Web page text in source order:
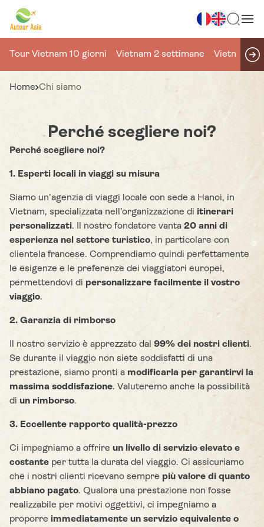
Tour Vietnam 10 giorni Vietnam 2 settimane Vietnam
Home Chi siamo
Perché scegliere noi?
Perché scegliere noi?
1. Esperti locali in viaggi su misura
Siamo un’agenzia di viaggi locale con sede a Hanoi, in
Vietnam, specializzata nell’organizzazione di itinerari
personalizzati. Il nostro fondatore vanta 20 anni di
esperienza nel settore turistico, in particolare con
clientela francese. Comprendiamo quindi perfettamente
le esigenze e le preferenze dei viaggiatori europei,
permettendovi di personalizzare facilmente il vostro
viaggio.
2. Garanzia di rimborso
Il nostro servizio è apprezzato dal 99% dei nostri clienti.
Se durante il viaggio non siete soddisfatti di una
prestazione, siamo pronti a modificarla per garantirvi la
massima soddisfazione. Valuteremo anche la possibilità
di un rimborso.
3. Eccellente rapporto qualità-prezzo
Ci impegniamo a offrire un livello di servizio elevato e
costante per tutta la durata del viaggio. Ci assicuriamo
che i nostri clienti ricevano sempre più valore di quanto
abbiano pagato. Qualora una prestazione non fosse
realizzabile per motivi oggettivi, ci impegniamo a
proporre immediatamente un servizio equivalente o